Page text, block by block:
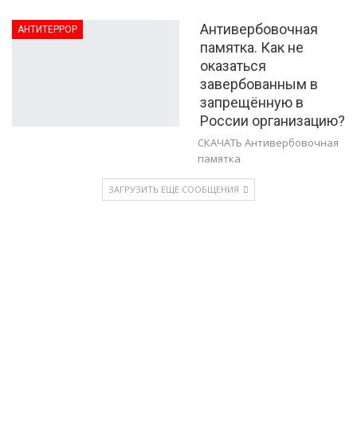
АНТИТЕРРОР
Антивербовочная
памятка. Как не
оказаться
завербованным в
запрещённую в
России организацию?
СКАЧАТЬ Антивербовочная
памятка
ЗАГРУЗИТЬ ЕЩЕ СООБЩЕНИЯ